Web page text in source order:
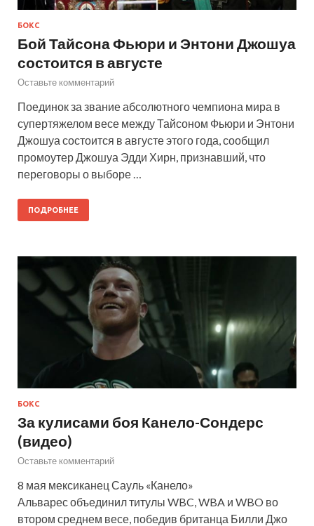
БОКС
Бой Тайсона Фьюри и Энтони Джошуа
состоится в августе
Оставьте комментарий
Поединок за звание абсолютного чемпиона мира в
супертяжелом весе между Тайсоном Фьюри и Энтони
Джошуа состоится в августе этого года, сообщил
промоутер Джошуа Эдди Хирн, признавший, что
переговоры о выборе …
ПОДРОБНЕЕ
БОКС
За кулисами боя Канело-Сондерс
(видео)
Оставьте комментарий
8 мая мексиканец Сауль «Канело»
Альварес объединил титулы WBC, WBA и WBO во
втором среднем весе, победив британца Билли Джо